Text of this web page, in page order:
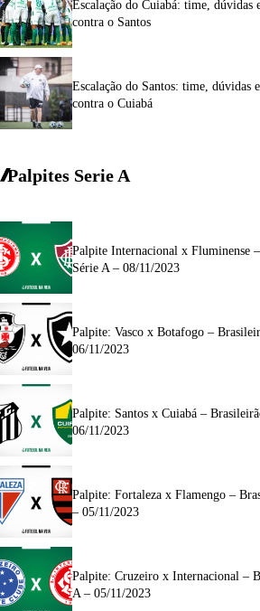
Escalação do Cuiabá: time, dúvidas
contra o Santos
Escalação do Santos: time, dúvidas
contra o Cuiabá
Palpites Serie A
Palpite Internacional x Fluminense
Série A – 08/11/2023
Palpite: Vasco x Botafogo –
06/11/2023
Palpite: Santos x Cuiabá –
06/11/2023
Palpite: Fortaleza x Flamengo –
– 05/11/2023
Palpite: Cruzeiro x Internacional –
A – 05/11/2023